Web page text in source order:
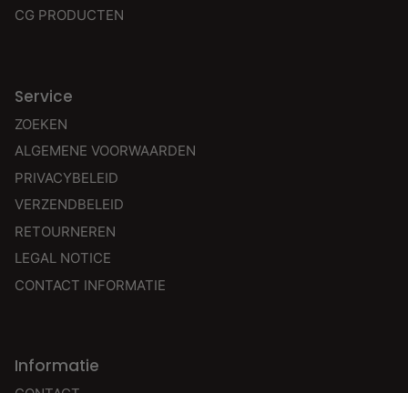
CG PRODUCTEN
Service
ZOEKEN
ALGEMENE VOORWAARDEN
PRIVACYBELEID
VERZENDBELEID
RETOURNEREN
LEGAL NOTICE
CONTACT INFORMATIE
Informatie